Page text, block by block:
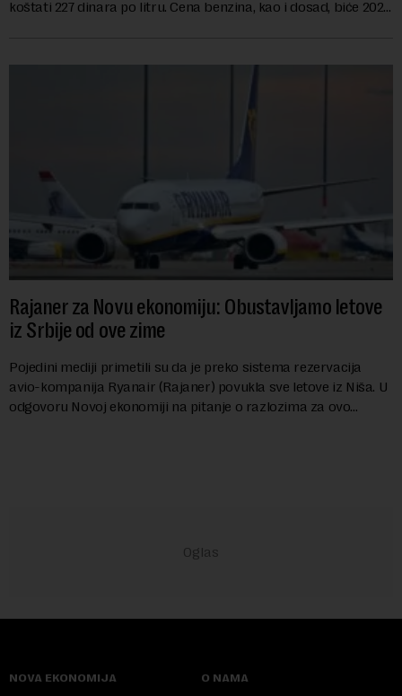
koštati 227 dinara po litru. Cena benzina, kao i dosad, biće 202
Rajaner za Novu ekonomiju: Obustavljamo letove
iz Srbije od ove zime
Pojedini mediji primetili su da je preko sistema rezervacija
avio-kompanija Ryanair (Rajaner) povukla sve letove iz Niša. U
odgovoru Novoj ekonomiji na pitanje o razlozima za ovo
NOVA EKONOMIJA O NAMA